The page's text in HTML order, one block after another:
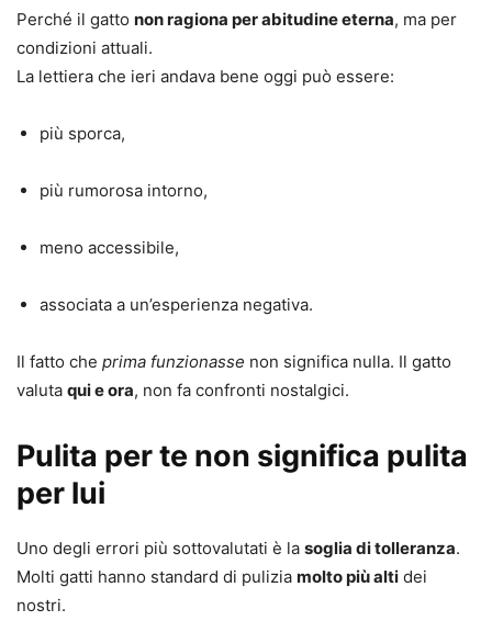
Perché il gatto non ragiona per abitudine eterna, ma per
condizioni attuali.
La lettiera che ieri andava bene oggi può essere:
più sporca,
più rumorosa intorno,
meno accessibile,
associata a un’esperienza negativa.
Il fatto che prima funzionasse non significa nulla. Il gatto
valuta qui e ora, non fa confronti nostalgici.
Pulita per te non significa pulita
per lui
Uno degli errori più sottovalutati è la soglia di tolleranza.
Molti gatti hanno standard di pulizia molto più alti dei
nostri.